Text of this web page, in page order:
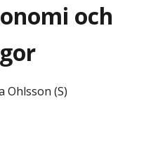
och
Ohlsson (S)